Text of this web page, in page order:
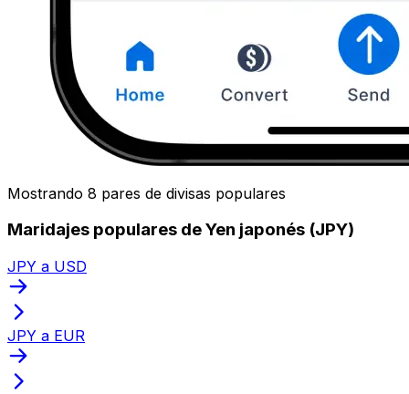
Mostrando 8 pares de divisas populares
Maridajes populares de Yen japonés (JPY)
JPY a USD
JPY a EUR